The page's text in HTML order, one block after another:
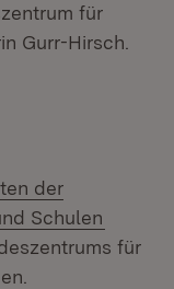
für
Gurr-Hirsch.
der
Schulen
für